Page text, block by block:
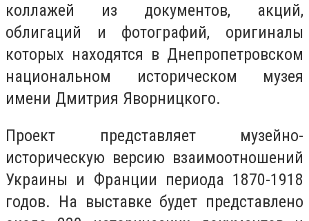
коллажей из документов, акций,
облигаций и фотографий, оригиналы
которых находятся в Днепропетровском
национальном историческом музея
имени Дмитрия Яворницкого.
Проект представляет музейно-
историческую версию взаимоотношений
Украины и Франции периода 1870-1918
годов. На выставке будет представлено